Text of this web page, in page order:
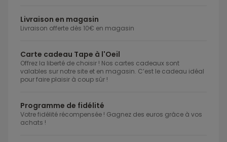
Livraison en magasin
Livraison offerte dès 10€ en magasin
Carte cadeau Tape à l'Oeil
Offrez la liberté de choisir ! Nos cartes cadeaux sont
valables sur notre site et en magasin. C’est le cadeau idéal
pour faire plaisir à coup sûr !
Programme de fidélité
Votre fidélité récompensée ! Gagnez des euros grâce à vos
achats !